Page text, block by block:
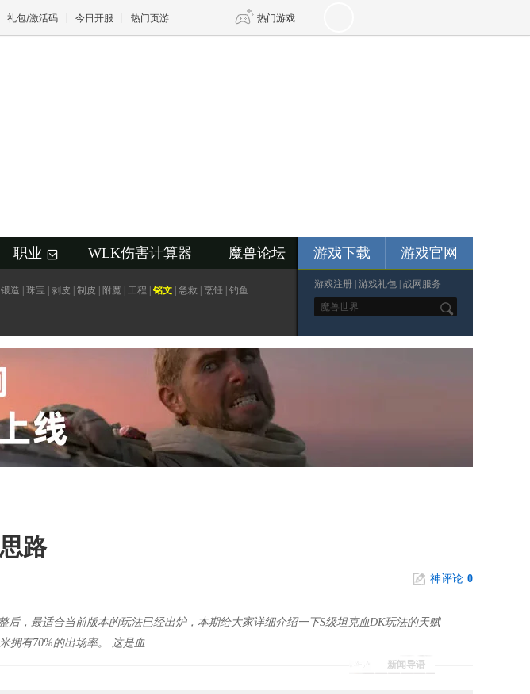
礼包/激活码 今日开服 热门页游 热门游戏
职业 + WLK伤害计算器 魔兽论坛
锻造 珠宝 剥皮 制皮 附魔 工程 铭文 急救 烹饪 钓鱼
游戏下载 游戏官网
游戏注册 游戏礼包 战网服务
*
路
神评论 0
新闻导语
，最适合当前版本的玩法已经出炉，本期给大家详细介绍一下S级坦克血DK玩法的天赋
拥有70%的出场率。 这是血